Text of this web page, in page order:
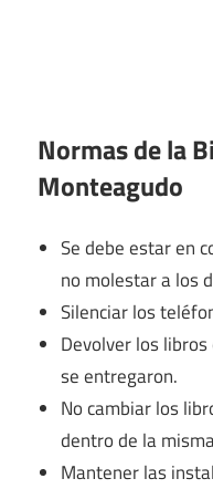
Normas de la
Monteagudo
Se debe estar en
no molestar a los
Silenciar los
Devolver los
se entregaron.
No cambiar los
dentro de la
Mantener las